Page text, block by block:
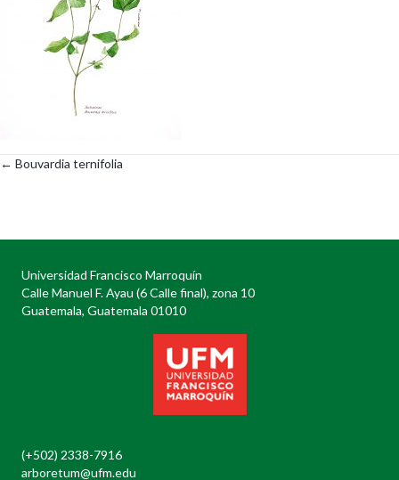
Posts
← Bouvardia ternifolia
Universidad Francisco Marroquín
Calle Manuel F. Ayau (6 Calle final), zona 10
Guatemala, Guatemala 01010
(+502) 2338-7916
arboretum@ufm.edu